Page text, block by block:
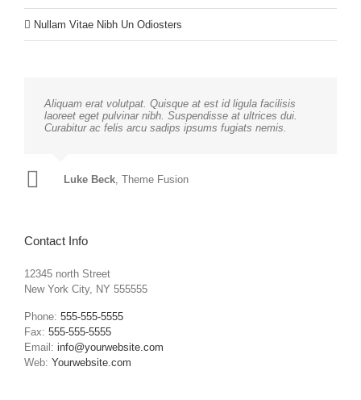
Nullam Vitae Nibh Un Odiosters
Aliquam erat volutpat. Quisque at est id ligula facilisis
laoreet eget pulvinar nibh. Suspendisse at ultrices dui.
Curabitur ac felis arcu sadips ipsums fugiats nemis.
Luke Beck, Theme Fusion
Contact Info
12345 north Street
New York City, NY 555555
Phone: 555-555-5555
Fax: 555-555-5555
Email: info@yourwebsite.com
Web: Yourwebsite.com